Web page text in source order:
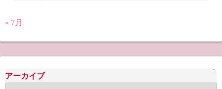
« 7月
アーカイブ